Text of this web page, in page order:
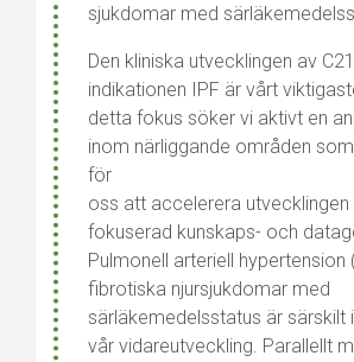
sjukdomar med
Den kliniska utvecklingen av
indikationen IPF är vårt
detta fokus söker vi aktivt en
inom närliggande områden
för
oss att accelerera utvecklingen
fokuserad kunskaps- och
Pulmonell arteriell hypertension
fibrotiska njursjukdomar med
särläkemedelsstatus är särskilt
vår vidareutveckling. Parallellt